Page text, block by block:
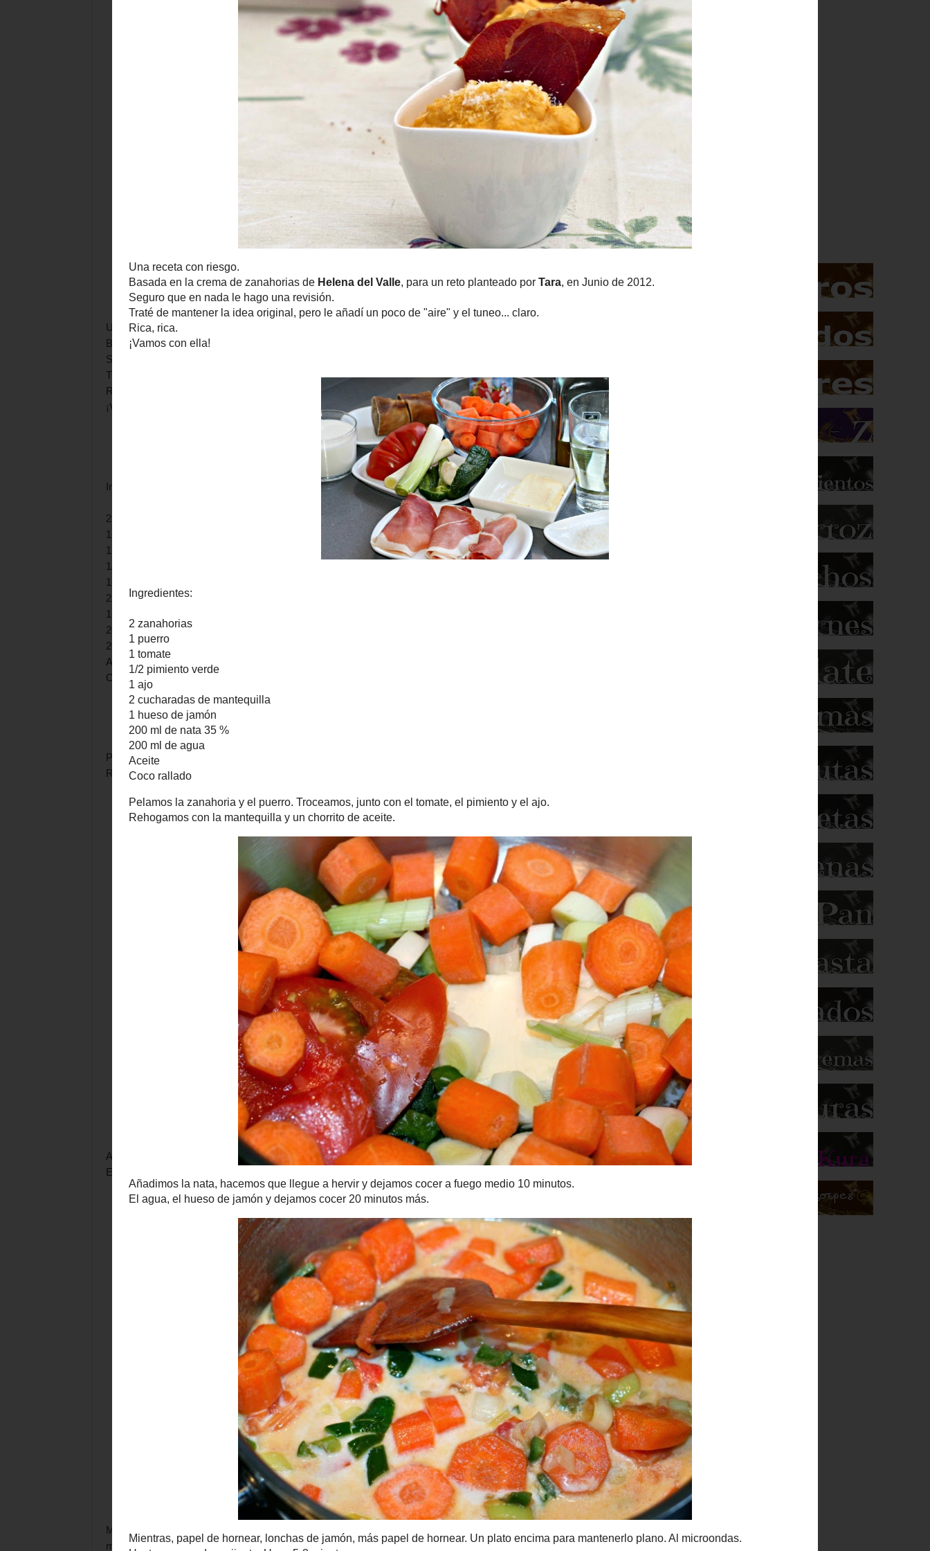
Una receta con riesgo.
Basada en la crema de zanahorias
Seguro que en nada le hago una revisión.
Traté de mantener la idea original, pero le añadí un poco de "aire" y el tuneo... claro.
Rica, rica.
¡Vamos con ella!
Ingredientes:
2 zanahorias
1 puerro
1 tomate
1/2 pimiento verde
1 ajo
2 cucharadas de mantequilla
1 hueso de jamón
200 ml de nata 35 %
200 ml de agua
Aceite
Coco rallado
Pelamos la zanahoria y el puerro. Troceamos, junto con el tomate, el pimiento y el ajo.
Rehogamos con la mantequilla y un chorrito de aceite
Añadimos la nata, hacemos que llegue a hervir y dejamos cocer a fuego medio 10 minutos.
El agua, el hueso de jamón y dejamos cocer 20 minutos más.
Mientras, papel de hornear, lonchas de jamón, más papel de hornear. Un plato encima para mantenerlo plano. Al
microondas.